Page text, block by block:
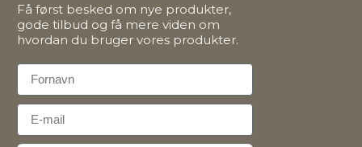
Få først besked om nye produkter,
gode tilbud og få mere viden om
hvordan du bruger vores produkter.
First Name
Email